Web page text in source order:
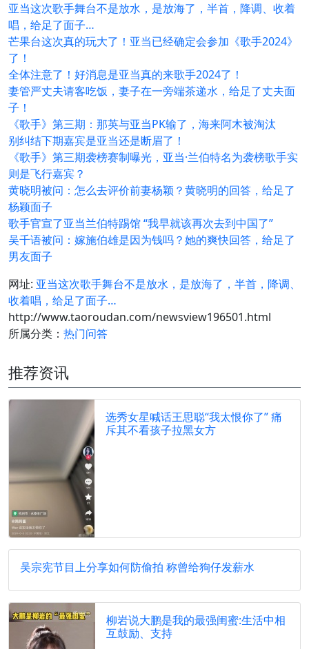
亚当这次歌手舞台不是放水，是放海了，半首，降调、收着
唱，给足了面子…
芒果台这次真的玩大了！亚当已经确定会参加《歌手2024》
了！
全体注意了！好消息是亚当真的来歌手2024了！
妻管严丈夫请客吃饭，妻子在一旁端茶递水，给足了丈夫面
子！
《歌手》第三期：那英与亚当PK输了，海来阿木被淘汰
别纠结下期嘉宾是亚当还是断眉了！
《歌手》第三期袭榜赛制曝光，亚当·兰伯特名为袭榜歌手实
则是飞行嘉宾？
黄晓明被问：怎么去评价前妻杨颖？黄晓明的回答，给足了
杨颖面子
歌手官宣了亚当兰伯特踢馆 “我早就该再次去到中国了”
吴千语被问：嫁施伯雄是因为钱吗？她的爽快回答，给足了
男友面子
网址: 亚当这次歌手舞台不是放水，是放海了，半首，降调、
收着唱，给足了面子…
http://www.taoroudan.com/newsview196501.html
所属分类： 热门问答
推荐资讯
选秀女星喊话王思聪“我太恨你了” 痛
斥其不看孩子拉黑女方
吴宗宪节目上分享如何防偷拍 称曾给狗仔发薪水
柳岩说大鹏是我的最强闺蜜:生活中相
互鼓励、支持